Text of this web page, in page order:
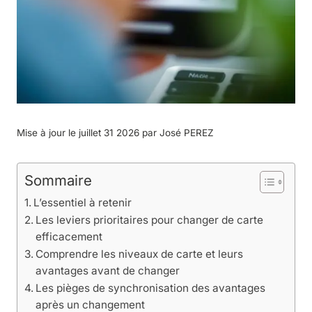
Mise à jour le juillet 31 2026 par José PEREZ
Sommaire
L’essentiel à retenir
Les leviers prioritaires pour changer de carte
efficacement
Comprendre les niveaux de carte et leurs
avantages avant de changer
Les pièges de synchronisation des avantages
après un changement